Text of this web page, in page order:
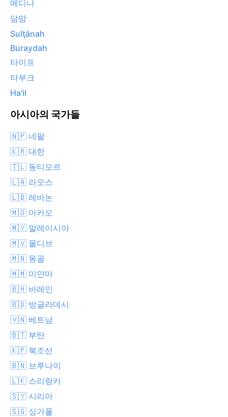
메디나
담맘
Sulţānah
Buraydah
타이프
타부크
Ha'il
아시아의 국가들
🇳🇵 네팔
🇰🇷 대한
🇹🇱 동티모르
🇱🇦 라오스
🇱🇧 레바논
🇲🇴 마카오
🇲🇾 말레이시아
🇲🇻 몰디브
🇲🇳 몽골
🇲🇲 미얀마
🇧🇭 바레인
🇧🇩 방글라데시
🇻🇳 베트남
🇧🇹 부탄
🇰🇵 북조선
🇧🇳 브루나이
🇱🇰 스리랑카
🇸🇾 시리아
🇸🇬 싱가폴